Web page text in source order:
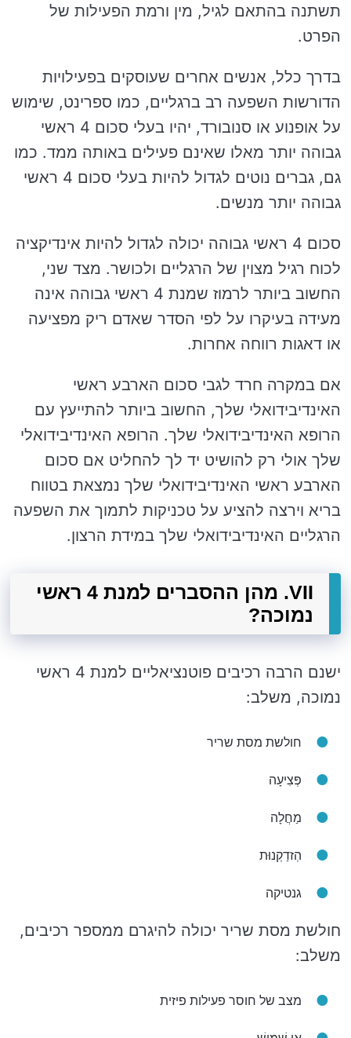
תשתנה בהתאם לגיל, מין ורמת הפעילות של
הפרט.
בדרך כלל, אנשים אחרים שעוסקים בפעילויות
הדורשות השפעה רב ברגליים, כמו ספרינט, שימוש
על אופנוע או סנובורד, יהיו בעלי סכום 4 ראשי
גבוהה יותר מאלו שאינם פעילים באותה ממד. כמו
גם, גברים נוטים לגדול להיות בעלי סכום 4 ראשי
גבוהה יותר מנשים.
סכום 4 ראשי גבוהה יכולה לגדול להיות אינדיקציה
לכוח רגיל מצוין של הרגליים ולכושר. מצד שני,
החשוב ביותר לרמוז שמנת 4 ראשי גבוהה אינה
מעידה בעיקרו על לפי הסדר שאדם ריק מפציעה
או דאגות רווחה אחרות.
אם במקרה חרד לגבי סכום הארבע ראשי
האינדיבידואלי שלך, החשוב ביותר להתייעץ עם
הרופא האינדיבידואלי שלך. הרופא האינדיבידואלי
שלך אולי רק להושיט יד לך להחליט אם סכום
הארבע ראשי האינדיבידואלי שלך נמצאת בטווח
בריא וירצה להציע ​​על טכניקות לתמוך את השפעה
הרגליים האינדיבידואלי שלך במידת הרצון.
VII. מהן ההסברים למנת 4 ראשי
נמוכה?
ישנם הרבה רכיבים פוטנציאליים למנת 4 ראשי
נמוכה, משלב:
חולשת מסת שריר
פְּצִיעָה
מַחֲלָה
הְזדַקְנוּת
גנטיקה
חולשת מסת שריר יכולה להיגרם ממספר רכיבים,
משלב:
מצב של חוסר פעילות פיזית